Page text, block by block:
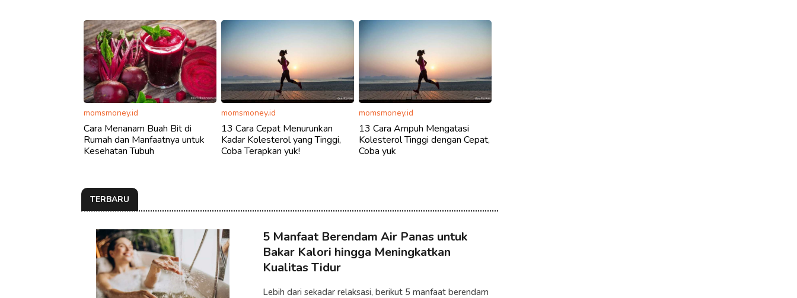
momsmoney.id
Cara Menanam Buah Bit di
Rumah dan Manfaatnya untuk
Kesehatan Tubuh
momsmoney.id
13 Cara Cepat Menurunkan
Kadar Kolesterol yang Tinggi,
Coba Terapkan yuk!
momsmoney.id
13 Cara Ampuh Mengatasi
Kolesterol Tinggi dengan Cepat,
Coba yuk
TERBARU
5 Manfaat Berendam Air Panas untuk
Bakar Kalori hingga Meningkatkan
Kualitas Tidur
Lebih dari sekadar relaksasi, berikut 5 manfaat berendam